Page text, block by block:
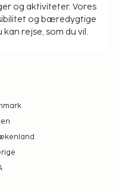
og aktiviteter. Vores
og bæredygtige
rejse, som du vil.